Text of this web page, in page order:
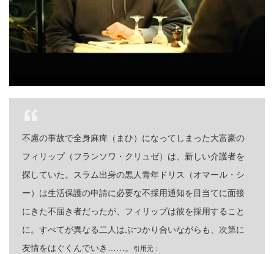
不慮の事故で全身麻痺（まひ）になってしまった大富豪の
フィリップ（フランソワ・クリュゼ）は、新しい介護者を
探していた。スラム出身の黒人青年ドリス（オマール・シ
ー）は生活保護の申請に必要な不採用通知を目当てに面接
にきた不届き者だったが、フィリップは彼を採用すること
に。すべてが異なる二人はぶつかり合いながらも、次第に
友情をはぐくんでいき……。
引用元：